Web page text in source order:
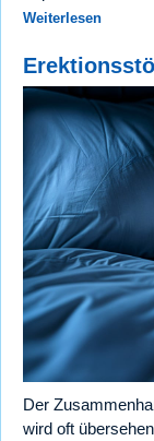
Weiterlesen
Der
wird oft